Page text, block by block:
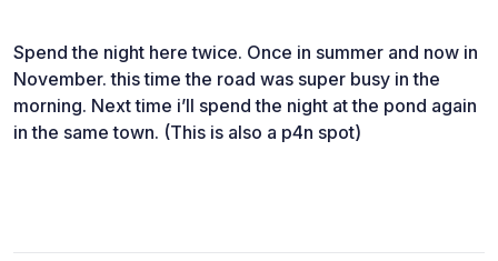
Spend the night here twice. Once in summer and now in
November. this time the road was super busy in the
morning. Next time i’ll spend the night at the pond again
in the same town. (This is also a p4n spot)